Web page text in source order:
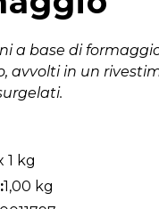
a base di
avvolti in un
1 kg
1,00 kg